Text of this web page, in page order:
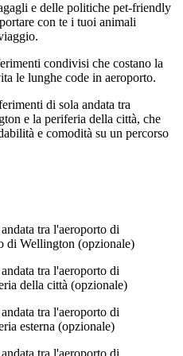
e delle politiche pet-friendly
con te i tuoi animali
condivisi che costano la
le lunghe code in aeroporto.
di sola andata tra
e la periferia della città, che
e comodità su un percorso
tra l'aeroporto di
di Wellington (opzionale)
tra l'aeroporto di
della città (opzionale)
tra l'aeroporto di
esterna (opzionale)